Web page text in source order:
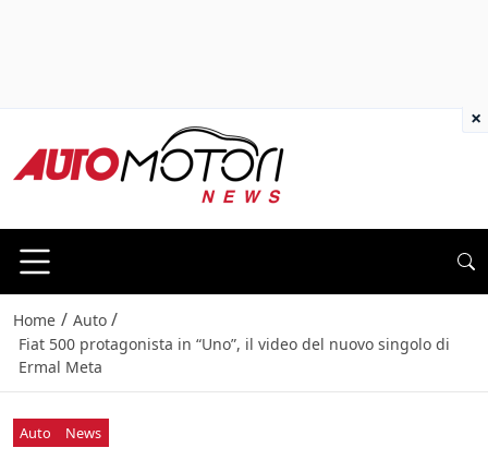
Home / Auto /
Fiat 500 protagonista in “Uno”, il video del nuovo singolo di
Ermal Meta
Auto News
×